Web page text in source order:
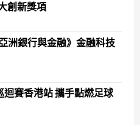
創新獎項
洲銀行與金融》金融科技
迴賽香港站 攜手點燃足球